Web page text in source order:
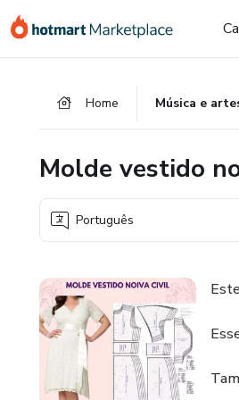
para
para
para
Home Música e
Molde vestido
Português